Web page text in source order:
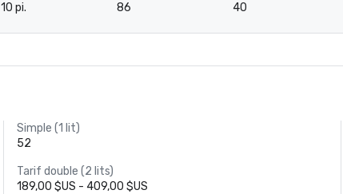
10 pi. 86 40
Simple (1 lit)
52
Tarif double (2 lits)
189,00 $US - 409,00 $US